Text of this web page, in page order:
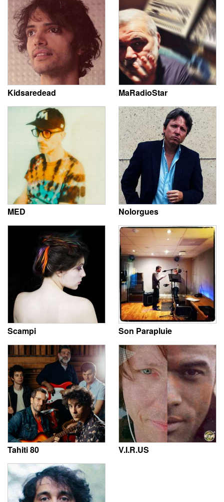
Kidsaredead MaRadioStar
MED Nolorgues
Scampi Son Parapluie
Tahiti 80 V.I.R.US